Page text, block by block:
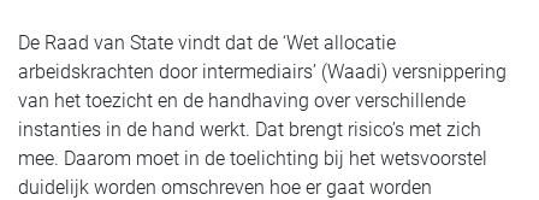
De Raad van State vindt dat de ‘Wet allocatie
arbeidskrachten door intermediairs’ (Waadi) versnippering
van het toezicht en de handhaving over verschillende
instanties in de hand werkt. Dat brengt risico’s met zich
mee. Daarom moet in de toelichting bij het wetsvoorstel
duidelijk worden omschreven hoe er gaat worden